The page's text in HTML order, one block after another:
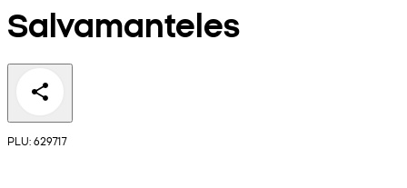
Salvamanteles
PLU: 629717